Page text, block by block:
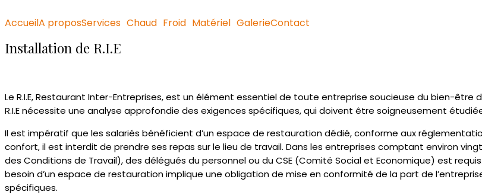
AccueilA proposServices Chaud Froid Matériel GalerieContact
Installation de R.I.E
Le R.I.E, Restaurant Inter-Entreprises, est un élément essentiel de toute entreprise soucieuse du bien-
R.I.E nécessite une analyse approfondie des exigences spécifiques, qui doivent être soigneusement
Il est impératif que les salariés bénéficient d’un espace de restauration dédié, conforme aux
confort, il est interdit de prendre ses repas sur le lieu de travail. Dans les entreprises comptant environ
des Conditions de Travail), des délégués du personnel ou du CSE (Comité Social et Economique) est
besoin d’un espace de restauration implique une obligation de mise en conformité de la part de
spécifiques.